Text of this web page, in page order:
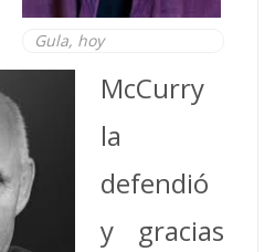
Gula, hoy
McCurry
la
defendió
y gracias